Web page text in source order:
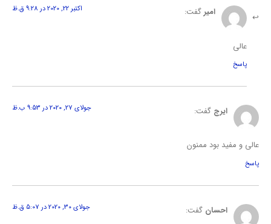
امیر گفت: اکتبر 22, 2020 در 9:28 ق.ظ
عالی
پاسخ
ایرج گفت: جولای 27, 2020 در 9:53 ب.ظ
عالی و مفید بود ممنون
پاسخ
احسانگفت: جولای 30, 2020 در 5:07 ق.ظ